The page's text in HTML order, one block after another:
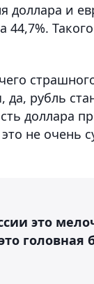
доллара и
44,7%.
рубль
доллара
не очень
это
головная